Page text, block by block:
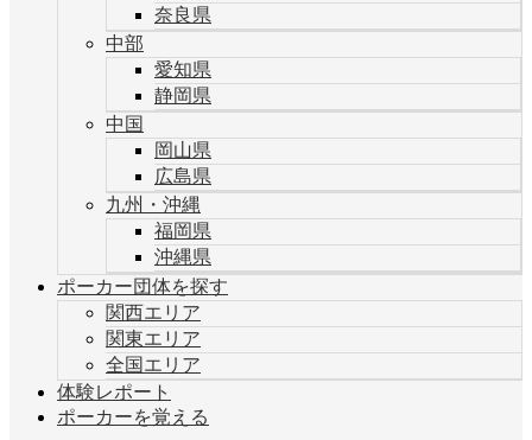
奈良県
中部
愛知県
静岡県
中国
岡山県
広島県
九州・沖縄
福岡県
沖縄県
ポーカー団体を探す
関西エリア
関東エリア
全国エリア
体験レポート
ポーカーを覚える